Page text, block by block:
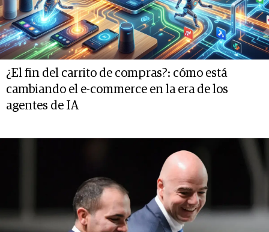
¿El fin del carrito de compras?: cómo está
cambiando el e-commerce en la era de los
agentes de IA